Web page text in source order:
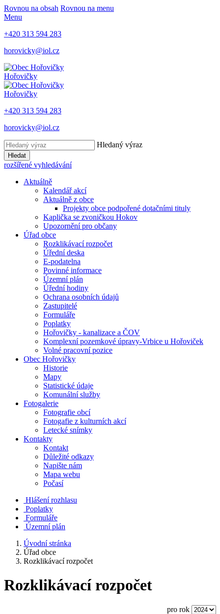
Rovnou na obsah Rovnou na menu
Menu
+420 313 594 283
horovicky@iol.cz
Hořovičky
Hořovičky
+420 313 594 283
horovicky@iol.cz
Hledaný výraz
Hledat
rozšířené vyhledávání
Aktuálně
Kalendář akcí
Aktuálně z obce
Projekty obce podpořené dotačními tituly
Kaplička se zvoničkou Hokov
Upozornění pro občany
Úřad obce
Rozklikávací rozpočet
Úřední deska
E-podatelna
Povinné informace
Územní plán
Úřední hodiny
Ochrana osobních údajů
Zastupitelé
Formuláře
Poplatky
Hořovičky - kanalizace a ČOV
Komplexní pozemkové úpravy-Vrbice u Hořoviček
Volné pracovní pozice
Obec Hořovičky
Historie
Mapy
Statistické údaje
Komunální služby
Fotogalerie
Fotografie obcí
Fotogafie z kulturních akcí
Letecké snímky
Kontakty
Kontakt
Důležité odkazy
Napište nám
Mapa webu
Počasí
Hlášení rozhlasu
Poplatky
Formuláře
Územní plán
Úvodní stránka
Úřad obce
Rozklikávací rozpočet
Rozklikávací rozpočet
pro rok